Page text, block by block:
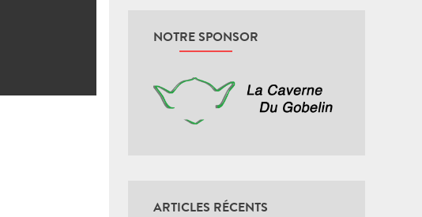
NOTRE SPONSOR
ARTICLES RÉCENTS